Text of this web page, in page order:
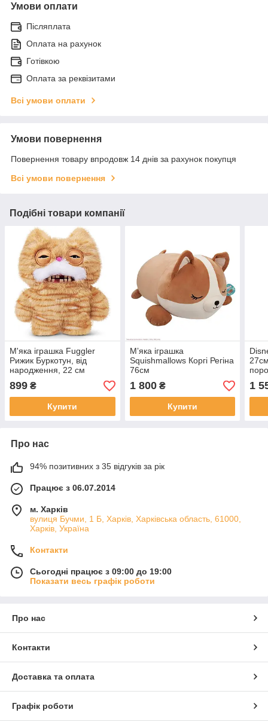
Умови оплати
Післяплата
Оплата на рахунок
Готівкою
Оплата за реквізитами
Всі умови оплати
Умови повернення
Повернення товару впродовж 14 днів за рахунок покупця
Всі умови повернення
Подібні товари компанії
М'яка іграшка Fuggler
Рижик Буркотун, від
народження, 22 см
(15752H)
899 ₴
Купити
Мʼяка іграшка
Squishmallows Коргі Регіна
76см
1 800₴
Купити
1
Про нас
94% позитивних з 35 відгуків за рік
Працює з 06.07.2014
м. Харків
вулиця Бучми, 1 Б, Харків, Харківська область, 61000,
Харків, Україна
Контакти
Сьогодні працює з 09:00 до 19:00
Показати весь графік роботи
Про нас
Контакти
Доставка та оплата
Графік роботи